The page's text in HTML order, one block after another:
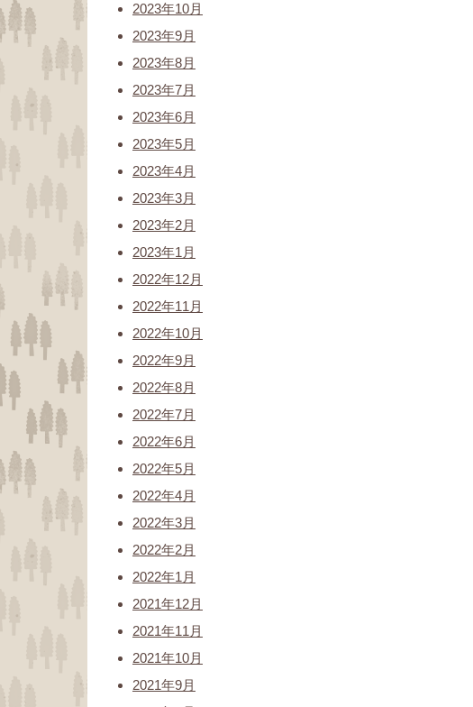
2023年10月
2023年9月
2023年8月
2023年7月
2023年6月
2023年5月
2023年4月
2023年3月
2023年2月
2023年1月
2022年12月
2022年11月
2022年10月
2022年9月
2022年8月
2022年7月
2022年6月
2022年5月
2022年4月
2022年3月
2022年2月
2022年1月
2021年12月
2021年11月
2021年10月
2021年9月